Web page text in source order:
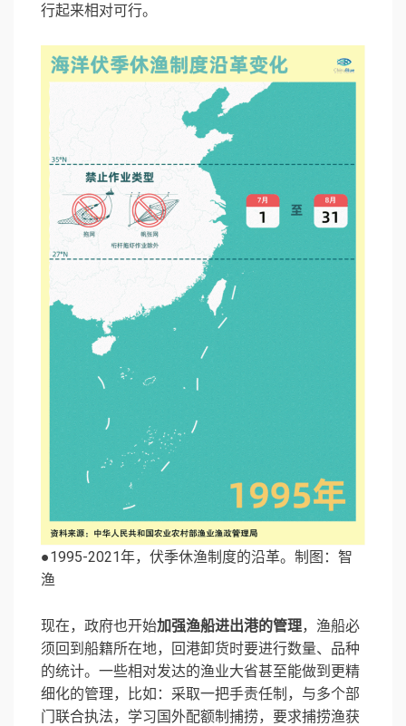
行起来相对可行。
●1995-2021年，伏季休渔制度的沿革。制图：智
渔
现在，政府也开始加强渔船进出港的管理，渔船必
须回到船籍所在地，回港卸货时要进行数量、品种
的统计。一些相对发达的渔业大省甚至能做到更精
细化的管理，比如：采取一把手责任制，与多个部
门联合执法，学习国外配额制捕捞，要求捕捞渔获